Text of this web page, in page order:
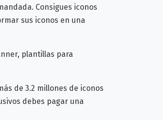
Consigues iconos
sus iconos en una
plantillas para
de 3.2 millones de iconos
debes pagar una